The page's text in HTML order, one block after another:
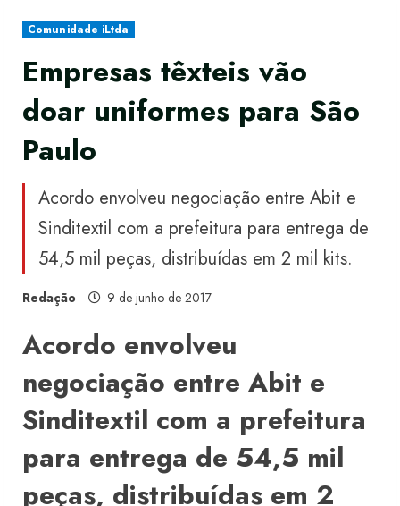
Comunidade iLtda
Empresas têxteis vão
doar uniformes para São
Paulo
Acordo envolveu negociação entre Abit e
Sinditextil com a prefeitura para entrega de
54,5 mil peças, distribuídas em 2 mil kits.
Redação 9 de junho de 2017
Acordo envolveu
negociação entre Abit e
Sinditextil com a prefeitura
para entrega de 54,5 mil
peças, distribuídas em 2